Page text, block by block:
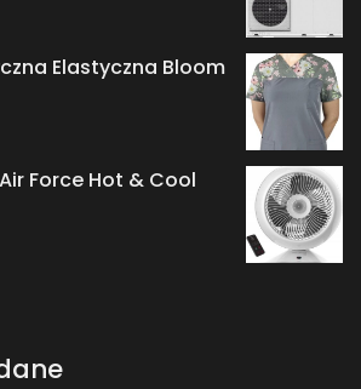
Elastyczna Bloom
Force Hot & Cool